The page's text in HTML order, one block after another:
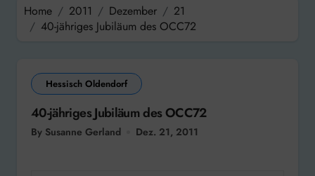
Home 2011 Dezember
21
40-jähriges Jubiläum des OCC72
Hessisch Oldendorf
40-jähriges Jubiläum des OCC72
By Susanne Gerland Dez. 21, 2011